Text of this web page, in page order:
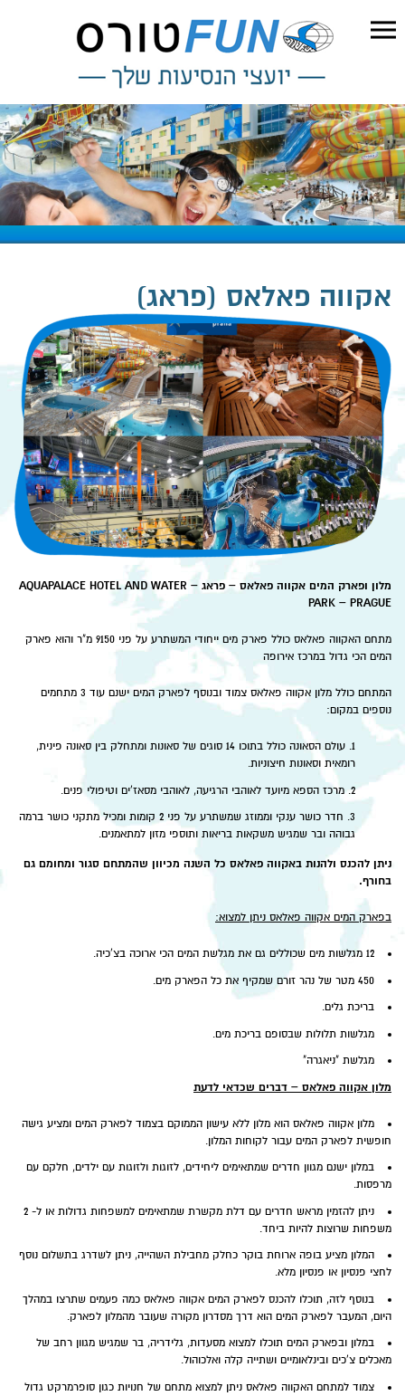
אקווה פאלאס (פראג)
מלון ופארק המים אקווה פאלאס – פראג – AQUAPALACE HOTEL AND WATER
PARK – PRAGUE
מתחם האקווה פאלאס כולל פארק מים ייחודי המשתרע על פני 9150 מ"ר והוא פארק
המים הכי גדול במרכז אירופה
המתחם כולל מלון אקווה פאלאס צמוד ובנוסף לפארק המים ישנם עוד 3 מתחמים
נוספים במקום:
עולם הסאונה כולל בתוכו 14 סוגים של סאונות ומתחלק בין סאונה פינית,
רומאית וסאונות חיצוניות.
מרכז הספא מיועד לאוהבי הרגיעה, לאוהבי מסאז'ים וטיפולי פנים.
חדר כושר ענקי וממוזג שמשתרע על פני 2 קומות ומכיל מתקני כושר ברמה
גבוהה ובר שמגיש משקאות בריאות ותוספי מזון למתאמנים.
ניתן להכנס ולהנות באקווה פאלאס כל השנה מכיוון שהמתחם סגור ומחומם גם
בחורף.
בפארק המים אקווה פאלאס ניתן למצוא:
12 מגלשות מים שכוללים גם את מגלשת המים הכי ארוכה בצ'כיה.
450 מטר של נהר זורם שמקיף את כל הפארק מים.
בריכת גלים.
מגלשות תלולות שבסופם בריכת מים.
מגלשת "ניאגרה"
מלון אקווה פאלאס – דברים שכדאי לדעת
מלון אקווה פאלאס הוא מלון ללא עישון הממוקם בצמוד לפארק המים ומציע גישה
חופשית לפארק המים עבור לקוחות המלון.
במלון ישנם מגוון חדרים שמתאימים ליחידים, לזוגות ולזוגות עם ילדים, חלקם עם
מרפסות.
ניתן להזמין מראש חדרים עם דלת מקשרת שמתאימים למשפחות גדולות או ל- 2
משפחות שרוצות להיות ביחד.
המלון מציע בופה ארוחת בוקר כחלק מחבילת השהייה, ניתן לשדרג בתשלום נוסף
לחצי פנסיון או פנסיון מלא.
בנוסף לזה, תוכלו להכנס לפארק המים אקווה פאלאס כמה פעמים שתרצו במהלך
היום, המעבר לפארק המים הוא דרך מסדרון מקורה שעובר מהמלון לפארק.
במלון ובפארק המים תוכלו למצוא מסעדות, גלידריה, בר שמגיש מגוון רחב של
מאכלים צ'כים ובינלאומיים ושתייה קלה ואלכוהול.
צמוד למתחם האקווה פאלאס ניתן למצוא מתחם של חנויות כגון סופרמרקט גדול